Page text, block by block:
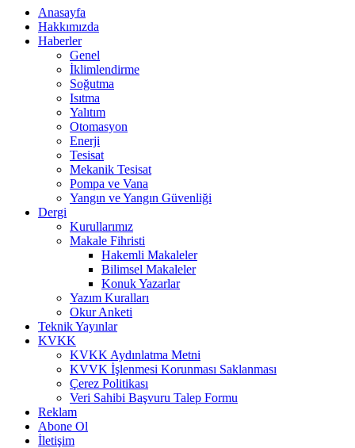
Anasayfa
Hakkımızda
Haberler
Genel
İklimlendirme
Soğutma
Isıtma
Yalıtım
Otomasyon
Enerji
Tesisat
Mekanik Tesisat
Pompa ve Vana
Yangın ve Yangın Güvenliği
Dergi
Kurullarımız
Makale Fihristi
Hakemli Makaleler
Bilimsel Makaleler
Konuk Yazarlar
Yazım Kuralları
Okur Anketi
Teknik Yayınlar
KVKK
KVKK Aydınlatma Metni
KVVK İşlenmesi Korunması Saklanması
Çerez Politikası
Veri Sahibi Başvuru Talep Formu
Reklam
Abone Ol
İletişim